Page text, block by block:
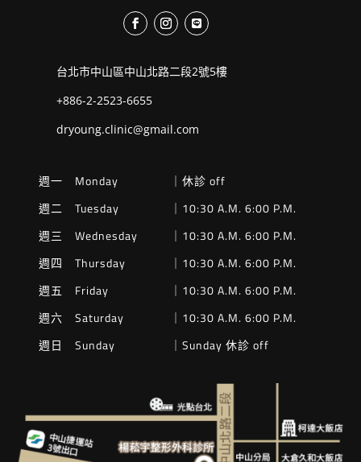
台北市中山區中山北路二段2號5樓
+886-2-2523-6655
dryoung.clinic@gmail.com
週一 Monday
｜休診 off
週二 Tuesday
｜10:30 A.M. 6:00 P.M.
週三 Wednesday
｜10:30 A.M. 6:00 P.M.
週四 Thursday
｜10:30 A.M. 6:00 P.M.
週五 Friday
｜10:30 A.M. 6:00 P.M.
週六 Saturday
｜10:30 A.M. 6:00 P.M.
週日 Sunday
｜Sunday 休診 off